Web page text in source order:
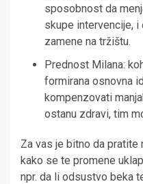
sposobnost da
skupe intervencije,
zamene na tržištu.
Prednost Milana:
formirana osnovna
kompenzovati
ostanu zdravi, tim
Za vas je bitno da
kako se te promene
npr. da li odsustvo beka